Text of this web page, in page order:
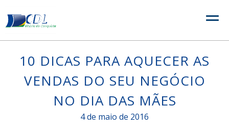
to
content
10 DICAS PARA AQUECER AS
VENDAS DO SEU NEGÓCIO
NO DIA DAS MÃES
4 de maio de 2016